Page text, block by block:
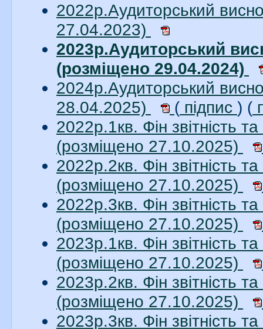
2022р.Аудиторський
27.04.2023)
2023р.Аудиторський
(розміщено 29.04.2024)
2024р.Аудиторський
28.04.2025)
( підпис ) (
2022р.1кв. Фін звітність
(розміщено 27.10.2025)
2022р.2кв. Фін звітність
(розміщено 27.10.2025)
2022р.3кв. Фін звітність
(розміщено 27.10.2025)
2023р.1кв. Фін звітність
(розміщено 27.10.2025)
2023р.2кв. Фін звітність
(розміщено 27.10.2025)
2023р.3кв. Фін звітність